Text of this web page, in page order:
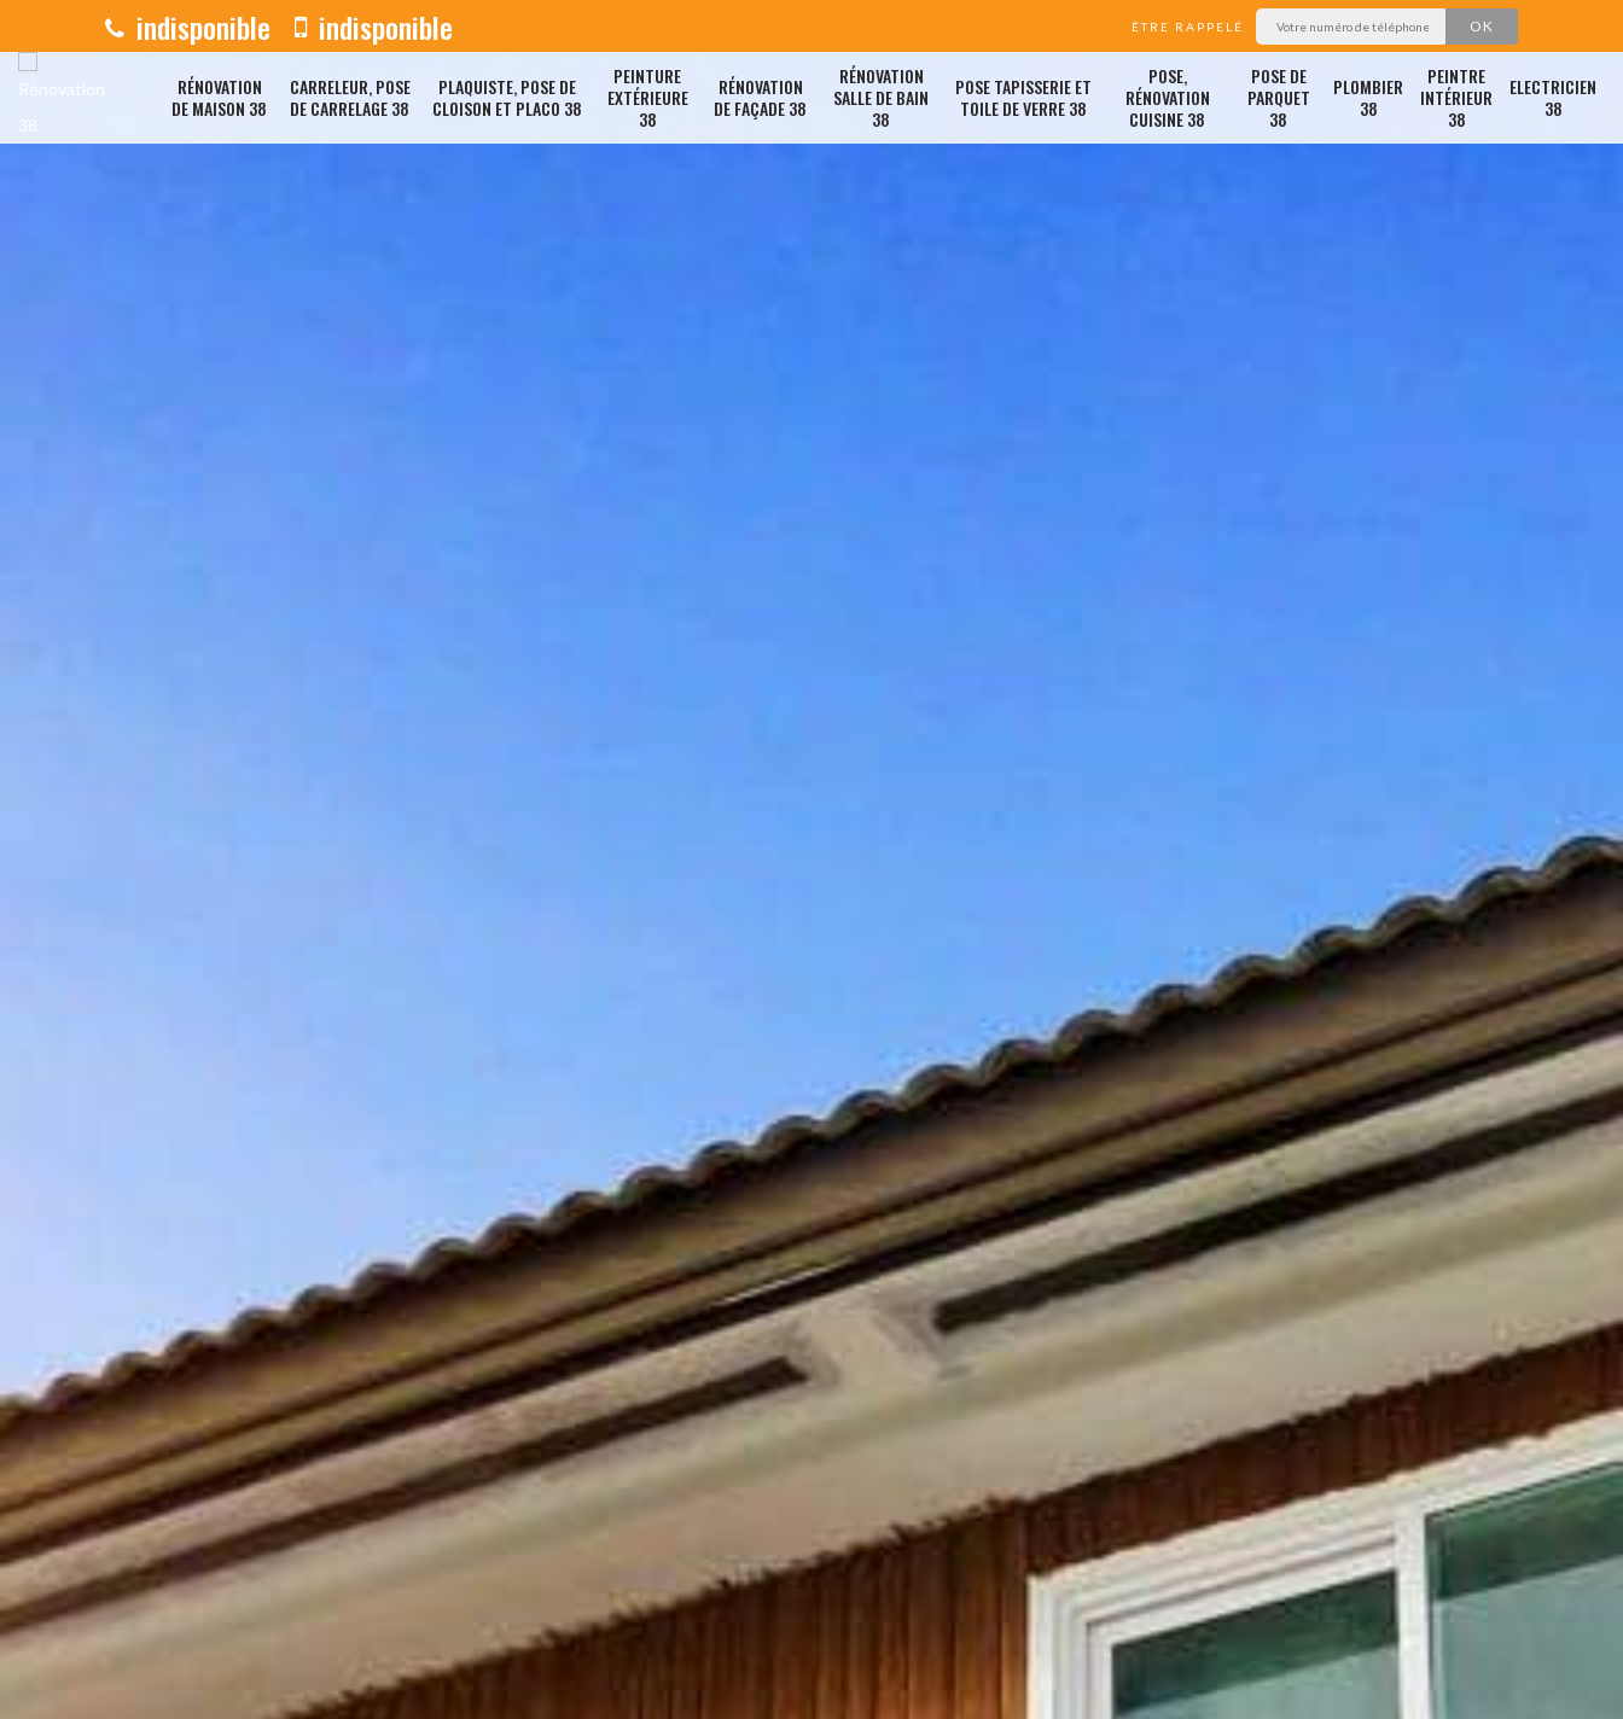
indisponible indisponible ÊTRE RAPPELÉ
RÉNOVATION
DE MAISON 38
CARRELEUR, POSE
DE CARRELAGE 38
PLAQUISTE, POSE DE
CLOISON ET PLACO 38
PEINTURE
EXTÉRIEURE
38
RÉNOVATION
DE FAÇADE 38
RÉNOVATION
SALLE DE BAIN
38
POSE TAPISSERIE ET
TOILE DE VERRE 38
POSE,
RÉNOVATION
CUISINE 38
POSE DE
PARQUET
38
PLOMBIER
38
PEINTRE
INTÉRIEUR
38
ELECTRICIEN
38